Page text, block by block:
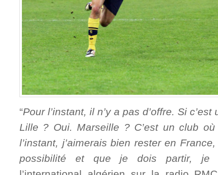
“Pour l’instant, il n’y a pas d’offre. Si
Lille ? Oui. Marseille ? C’est un club où
l’instant, j’aimerais bien rester en
possibilité et que je dois partir, je